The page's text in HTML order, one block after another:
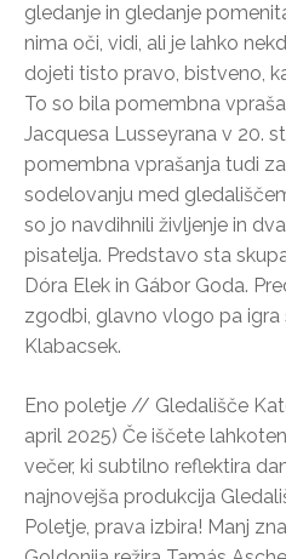
gledanje in gledanje
nima oči, vidi, ali je lahko
dojeti tisto pravo, bistveno,
To so bila pomembna
Jacquesa Lusseyrana v 20.
pomembna vprašanja tudi
sodelovanju med
so jo navdihnili življenje in
pisatelja. Predstavo sta
Dóra Elek in Gábor Goda.
zgodbi, glavno vlogo pa igra
Klabacsek.
Eno poletje // Gledališče
april 2025) Če iščete
večer, ki subtilno reflektira
najnovejša produkcija
Poletje, prava izbira! Manj